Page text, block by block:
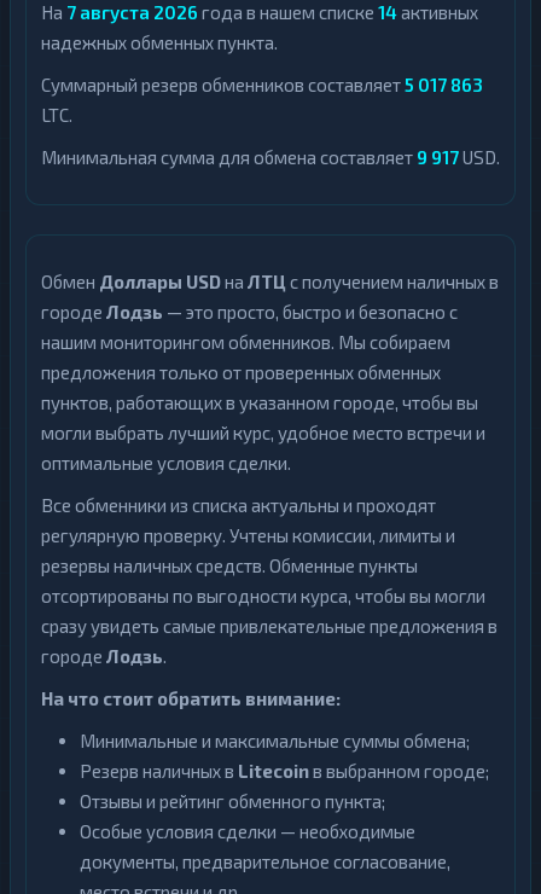
На 7 августа 2026 года в нашем списке 14активных
надежных обменных пункта.
Суммарный резерв обменников составляет5 017 863
LTC.
Минимальная сумма для обмена составляет 9 917USD.
Обмен Доллары USDна ЛТЦ с получением наличных в
городе Лодзь — это просто, быстро и безопасно с
нашим мониторингом обменников. Мы собираем
предложения только от проверенных обменных
пунктов, работающих в указанном городе, чтобы вы
могли выбрать лучший курс, удобное место встречи и
оптимальные условия сделки.
Все обменники из списка актуальны и проходят
регулярную проверку. Учтены комиссии, лимиты и
резервы наличных средств. Обменные пункты
отсортированы по выгодности курса, чтобы вы могли
сразу увидеть самые привлекательные предложения в
городе Лодзь.
На что стоит обратить внимание:
Минимальные и максимальные суммы обмена;
Резерв наличных в Litecoinв выбранном городе;
Отзывы и рейтинг обменного пункта;
Особые условия сделки — необходимые
документы, предварительное согласование,